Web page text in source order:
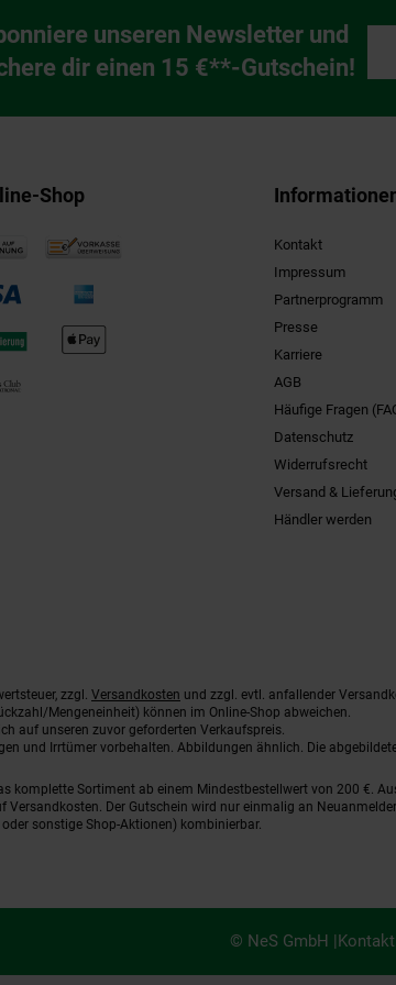
Anmeldung
unseren Newsletter und
dir einen 15 €**-Gutschein!
Shop
Kontakt
Impressum
Partnerprogramm
Presse
Karriere
AGB
Häufige Fragen
Datenschutz
Widerrufsrecht
Versand &
Händler werden
zzgl. Versandkosten und zzgl. evtl. anfallender
Mengeneinheit) können im Online-Shop abweichen.
auf unseren zuvor geforderten Verkaufspreis.
und Irrtümer vorbehalten. Abbildungen ähnlich. Die
komplette Sortiment ab einem Mindestbestellwert von 200 €.
Versandkosten. Der Gutschein wird nur einmalig an
sonstige Shop-Aktionen) kombinierbar.
© NeS GmbH |Kontakt